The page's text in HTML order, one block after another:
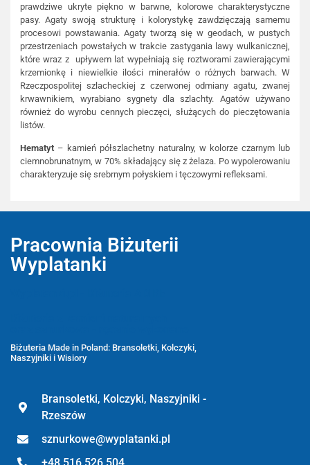
prawdziwe ukryte piękno w barwne, kolorowe charakterystyczne
pasy. Agaty swoją strukturę i kolorystykę zawdzięczają samemu
procesowi powstawania. Agaty tworzą się w geodach, w pustych
przestrzeniach powstałych w trakcie zastygania lawy wulkanicznej,
które wraz z upływem lat wypełniają się roztworami zawierającymi
krzemionkę i niewielkie ilości minerałów o różnych barwach. W
Rzeczpospolitej szlacheckiej z czerwonej odmiany agatu, zwanej
krwawnikiem, wyrabiano sygnety dla szlachty. Agatów używano
również do wyrobu cennych pieczęci, służących do pieczętowania
listów.
Hematyt – kamień półszlachetny naturalny, w kolorze czarnym lub
ciemnobrunatnym, w 70% składający się z żelaza. Po wypolerowaniu
charakteryzuje się srebrnym połyskiem i tęczowymi refleksami.
Pracownia Biżuterii
Wyplatanki
Biżuteria Made in Poland: Bransoletki, Kolczyki,
Naszyjniki i Wisiory
Bransoletki, Kolczyki, Naszyjniki -
Rzeszów
sznurkowe@wyplatanki.pl